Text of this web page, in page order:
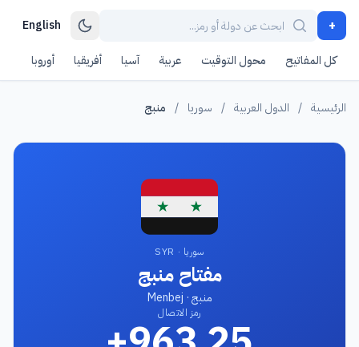
+
English
كل المفاتيح محول التوقيت عربية آسيا أفريقيا أوروبا
الرئيسية / الدول العربية / سوريا / منبج
سوريا · SYR
مفتاح منبج
منبج · Menbej
رمز الاتصال